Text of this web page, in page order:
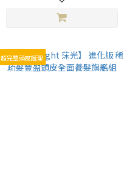
超完整頭皮護理